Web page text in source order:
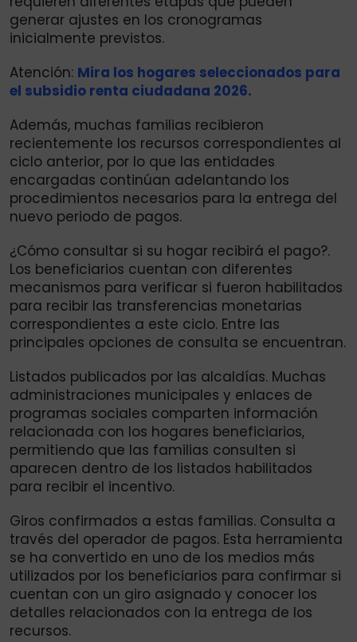
generar ajustes en los cronogramas
inicialmente previstos.
Atención: Mira los hogares seleccionados para
el subsidio renta ciudadana 2026.
Además, muchas familias recibieron
recientemente los recursos correspondientes al
ciclo anterior, por lo que las entidades
encargadas continúan adelantando los
procedimientos necesarios para la entrega del
nuevo periodo de pagos.
¿Cómo consultar si su hogar recibirá el pago?.
Los beneficiarios cuentan con diferentes
mecanismos para verificar si fueron habilitados
para recibir las transferencias monetarias
correspondientes a este ciclo. Entre las
principales opciones de consulta se encuentran.
Listados publicados por las alcaldías. Muchas
administraciones municipales y enlaces de
programas sociales comparten información
relacionada con los hogares beneficiarios,
permitiendo que las familias consulten si
aparecen dentro de los listados habilitados
para recibir el incentivo.
Giros confirmados a estas familias. Consulta a
través del operador de pagos. Esta herramienta
se ha convertido en uno de los medios más
utilizados por los beneficiarios para confirmar si
cuentan con un giro asignado y conocer los
detalles relacionados con la entrega de los
recursos.